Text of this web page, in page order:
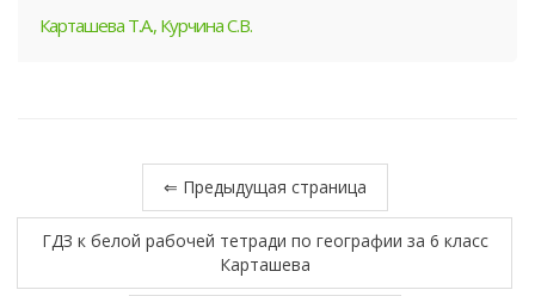
Карташева Т.А., Курчина С.В.
⇐ Предыдущая страница
ГДЗ к белой рабочей тетради по географии за 6 класс
Карташева